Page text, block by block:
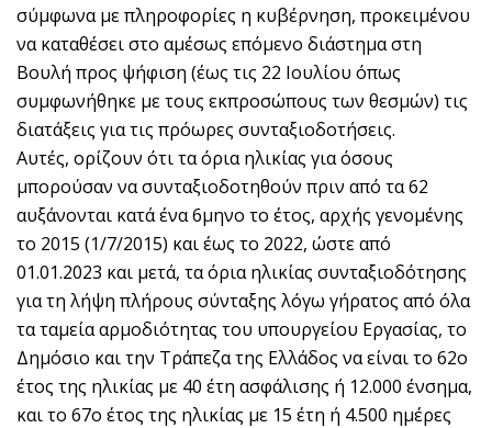
σύμφωνα με πληροφορίες η κυβέρνηση, προκειμένου
να καταθέσει στο αμέσως επόμενο διάστημα στη
Βουλή προς ψήφιση (έως τις 22 Ιουλίου όπως
συμφωνήθηκε με τους εκπροσώπους των θεσμών) τις
διατάξεις για τις πρόωρες συνταξιοδοτήσεις.
Αυτές, ορίζουν ότι τα όρια ηλικίας για όσους
μπορούσαν να συνταξιοδοτηθούν πριν από τα 62
αυξάνονται κατά ένα 6μηνο το έτος, αρχής γενομένης
το 2015 (1/7/2015) και έως το 2022, ώστε από
01.01.2023 και μετά, τα όρια ηλικίας συνταξιοδότησης
για τη λήψη πλήρους σύνταξης λόγω γήρατος από όλα
τα ταμεία αρμοδιότητας του υπουργείου Εργασίας, το
Δημόσιο και την Τράπεζα της Ελλάδος να είναι το 62ο
έτος της ηλικίας με 40 έτη ασφάλισης ή 12.000 ένσημα,
και το 67ο έτος της ηλικίας με 15 έτη ή 4.500 ημέρες